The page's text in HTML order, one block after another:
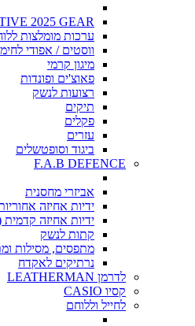
2025 GEAR
ערכות מומלצות
ווסטים / אפודי
מיגון קרמי
פאוצ'ים ופונדות
רצועות לנשק
תיקים
פקלים
עזרים
ביגוד וסופטשלים
F.A.B DEFENCE
אביזרי מחסנית
ידיות אחיזה
ידיות אחיזה
קתות לנשק
מתפסים, מסילות
נרתיקים לאקדח
לדרמן LEATHERMAN
קסיו CASIO
לחייל וללוחם